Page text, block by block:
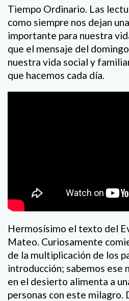
Tiempo Ordinario. Las
como siempre nos dejan
importante para nuestra
que el mensaje del
nuestra vida social y
que hacemos cada día.
Hermosísimo el texto del
Mateo. Curiosamente
de la multiplicación de los
introducción; sabemos ese
en el desierto alimenta a
personas con este milagro.